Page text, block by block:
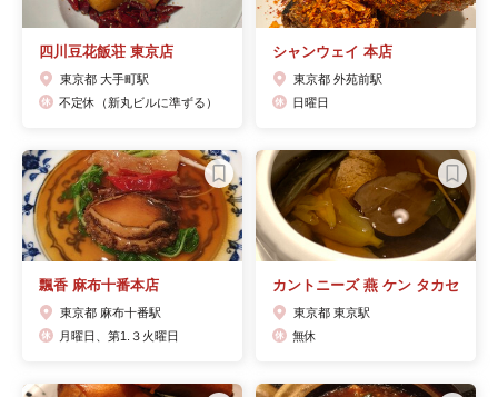
四川豆花飯荘 東京店
東京都 大手町駅
不定休（新丸ビルに準ずる）
シャンウェイ 本店
東京都 外苑前駅
日曜日
飄香 麻布十番本店
東京都 麻布十番駅
月曜日、第1.３火曜日
カントニーズ 燕 ケン タカセ
東京都 東京駅
無休